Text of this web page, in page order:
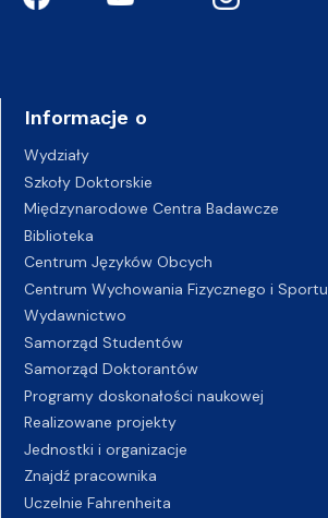
Informacje o
Wydziały
Szkoły Doktorskie
Międzynarodowe Centra Badawcze
Biblioteka
Centrum Języków Obcych
Centrum Wychowania Fizycznego i Sportu
Wydawnictwo
Samorząd Studentów
Samorząd Doktorantów
Programy doskonałości naukowej
Realizowane projekty
Jednostki i organizacje
Znajdź pracownika
Uczelnie Fahrenheita